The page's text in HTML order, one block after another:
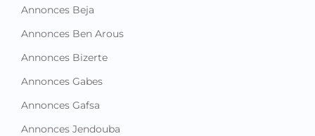
Annonces Beja
Annonces Ben Arous
Annonces Bizerte
Annonces Gabes
Annonces Gafsa
Annonces Jendouba